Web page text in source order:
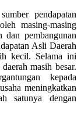
pendapatan
masing-masing
dan pembangunan
Asli Daerah
kecil. Selama ini
masih besar.
kepada
meningkatkan
satunya dengan